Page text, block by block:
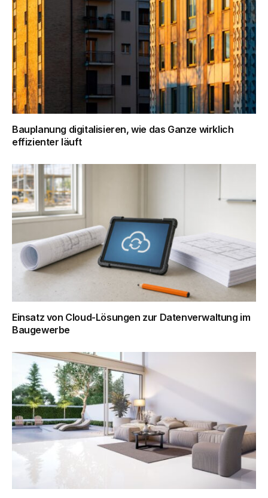
Bauplanung digitalisieren, wie das Ganze wirklich
effizienter läuft
Einsatz von Cloud-Lösungen zur Datenverwaltung im
Baugewerbe